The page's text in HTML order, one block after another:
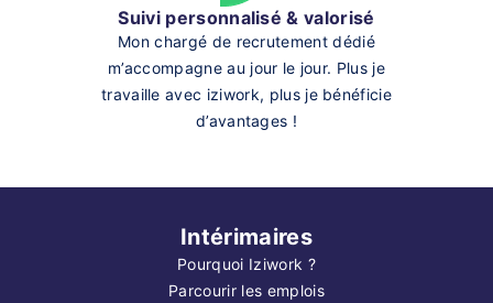
Suivi personnalisé & valorisé
Mon chargé de recrutement dédié
m’accompagne au jour le jour. Plus je
travaille avec iziwork, plus je bénéficie
d’avantages !
Intérimaires
Pourquoi Iziwork ?
Parcourir les emplois